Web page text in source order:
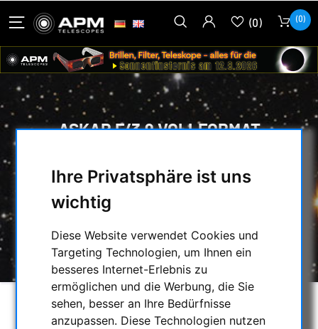
Ihre Privatsphäre ist uns
wichtig
Diese Website verwendet Cookies und
Targeting Technologien, um Ihnen ein
besseres Internet-Erlebnis zu
ermöglichen und die Werbung, die Sie
sehen, besser an Ihre Bedürfnisse
anzupassen. Diese Technologien nutzen
(0) (0)
ASKAR F/3,9 VOLLFORMAT
HOME / OPTISCHES ZUBEHÖR /
FLATTENER / REDUCER / KORREKTOREN
TS REDUCER & FLATTENER
ASKAR F/3,9 VOLLFORMAT REDUCER FÜR
FRA600